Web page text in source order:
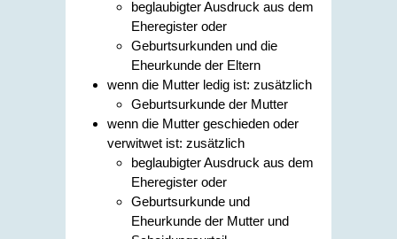
beglaubigter Ausdruck aus dem
Eheregister oder
Geburtsurkunden und die
Eheurkunde der Eltern
wenn die Mutter ledig ist: zusätzlich
Geburtsurkunde der Mutter
wenn die Mutter geschieden oder
verwitwet ist: zusätzlich
beglaubigter Ausdruck aus dem
Eheregister oder
Geburtsurkunde und
Eheurkunde der Mutter und